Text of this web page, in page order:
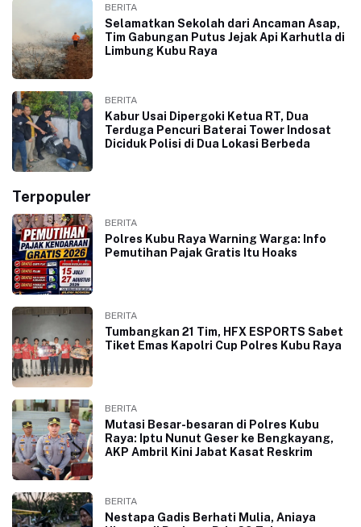
BERITA
Selamatkan Sekolah dari Ancaman Asap,
Tim Gabungan Putus Jejak Api Karhutla di
Limbung Kubu Raya
BERITA
Kabur Usai Dipergoki Ketua RT, Dua
Terduga Pencuri Baterai Tower Indosat
Diciduk Polisi di Dua Lokasi Berbeda
Terpopuler
BERITA
Polres Kubu Raya Warning Warga: Info
Pemutihan Pajak Gratis Itu Hoaks
BERITA
Tumbangkan 21 Tim, HFX ESPORTS Sabet
Tiket Emas Kapolri Cup Polres Kubu Raya
BERITA
Mutasi Besar-besaran di Polres Kubu
Raya: Iptu Nunut Geser ke Bengkayang,
AKP Ambril Kini Jabat Kasat Reskrim
BERITA
Nestapa Gadis Berhati Mulia, Aniaya